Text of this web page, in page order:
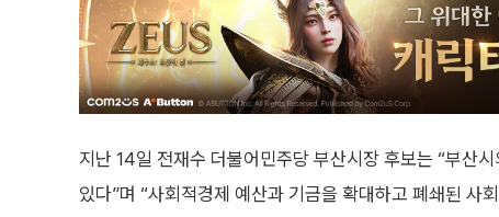
지난 14일 전재수 더불어민주당 부산시장 후보는 “부산
있다”며 “사회적경제 예산과 기금을 확대하고 폐쇄된 사